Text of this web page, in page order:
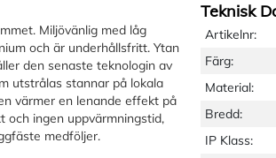
Miljövänlig med låg
och är underhållsfritt. Ytan
den senaste teknologin av
utstrålas stannar på lokala
värmer en lenande effekt på
och ingen uppvärmningstid,
medföljer.
Teknisk
Artikelnr:
Färg:
Material:
Bredd:
IP Klass: